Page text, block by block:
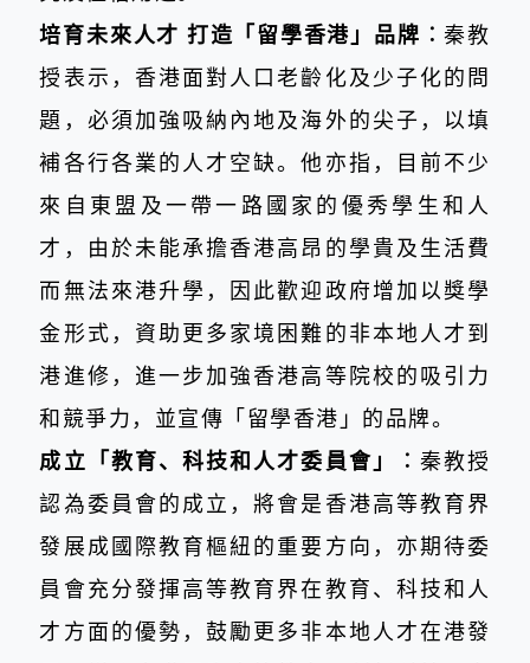
培育未來人才 打造「留學香港」品牌︰秦教
授表示，香港面對人口老齡化及少子化的問
題，必須加強吸納內地及海外的尖子，以填
補各行各業的人才空缺。他亦指，目前不少
來自東盟及一帶一路國家的優秀學生和人
才，由於未能承擔香港高昂的學貴及生活費
而無法來港升學，因此歡迎政府增加以獎學
金形式，資助更多家境困難的非本地人才到
港進修，進一步加強香港高等院校的吸引力
和競爭力，並宣傳「留學香港」的品牌。
成立「教育、科技和人才委員會」︰ 秦教授
認為委員會的成立，將會是香港高等教育界
發展成國際教育樞紐的重要方向，亦期待委
員會充分發揮高等教育界在教育、科技和人
才方面的優勢，鼓勵更多非本地人才在港發